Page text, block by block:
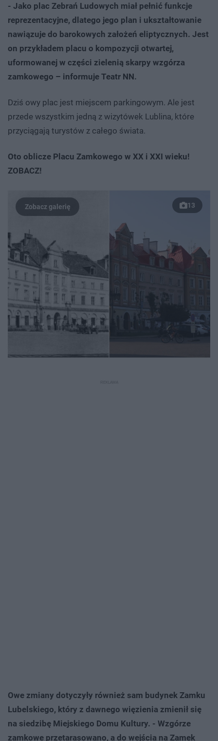
- Jako plac Zebrań Ludowych miał pełnić funkcje
reprezentacyjne, dlatego jego plan i ukształtowanie
nawiązuje do barokowych założeń eliptycznych. Jest
on przykładem placu o kompozycji otwartej,
uformowanej w części zielenią skarpy wzgórza
zamkowego – informuje Teatr NN.
Dziś owy plac jest miejscem parkingowym. Ale jest
przede wszystkim jedną z wizytówek Lublina, które
przyciągają turystów z całego świata.
Oto oblicze Placu Zamkowego w XX i XXI wieku!
ZOBACZ!
13
Owe zmiany dotyczyły również sam budynek Zamku
Lubelskiego, który z dawnego więzienia zmienił się
na siedzibę Miejskiego Domu Kultury. - Wzgórze
zamkowe przetarasowano, a do wejścia na Zamek